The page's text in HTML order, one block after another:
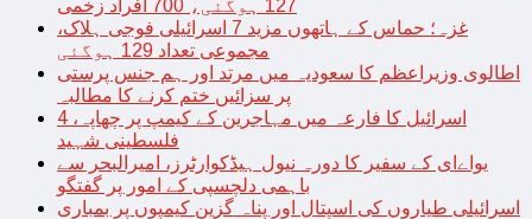
127 ہوگئی، 700 افراد زخمی
غزہ؛ حماس کے ہاتھوں مزید 7 اسرائیلی فوجی ہلاک،
مجموعی تعداد 129 ہوگئی
اطالوی وزیراعظم کا سعودیہ میں مرتد اور ہم جنس پرستی
پر سزائیں ختم کرنے کا مطالبہ
اسرائیل کا فارعہ میں مہاجرین کے کیمپ پر چھاپہ، 4
فلسطینی شہید
یواےای کے سفیر کا دورہ نیول ہیڈکوارٹرز، امیرالبحر سے
باہمی دلچسپی کے امور پر گفتگو
اسرائیلی طیاروں کی اسپتال اور پناہ گزین کیمپوں پر بمباری